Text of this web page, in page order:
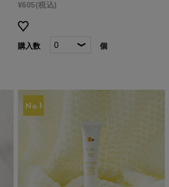
¥605(税込)
購入数 個